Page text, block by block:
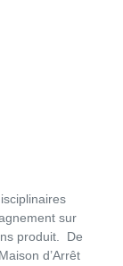
sur
produit. De
d’Arrêt